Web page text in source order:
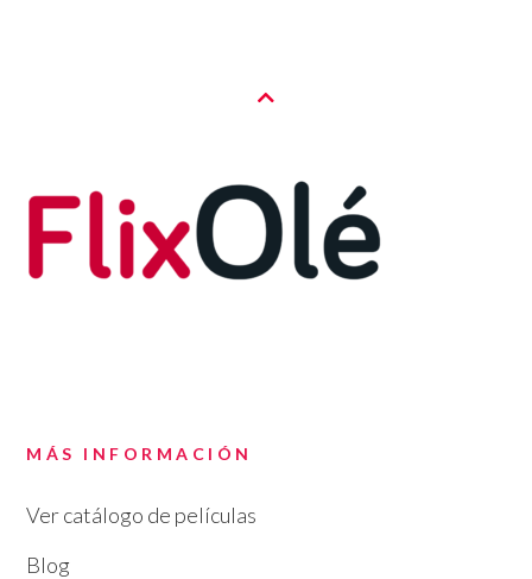
MÁS INFORMACIÓN
Ver catálogo de películas
Blog